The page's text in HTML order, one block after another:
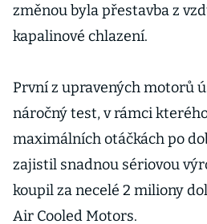
změnou byla přestavba z
kapalinové chlazení.
První z upravených motorů
náročný test, v rámci
maximálních otáčkách po
zajistil snadnou sériovou
koupil za necelé 2 miliony
Air Cooled Motors.